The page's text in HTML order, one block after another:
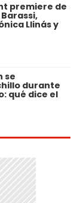
premiere de
Llinás y
se
durante
qué dice el